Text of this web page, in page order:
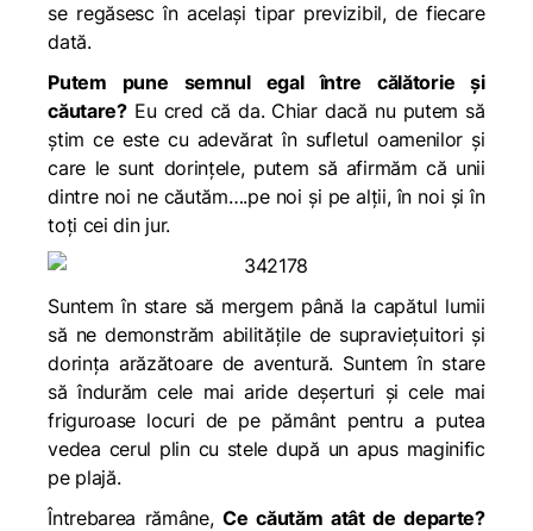
se regăsesc în același tipar previzibil, de fiecare
dată.
Putem pune semnul egal între călătorie și
căutare?Eu cred că da. Chiar dacă nu putem să
știm ce este cu adevărat în sufletul oamenilor și
care le sunt dorințele, putem să afirmăm că unii
dintre noi ne căutăm….pe noi și pe alții, în noi și în
toți cei din jur.
Suntem în stare să mergem până la capătul lumii
să ne demonstrăm abilitățile de supraviețuitori și
dorința arăzătoare de aventură. Suntem în stare
să îndurăm cele mai aride deșerturi și cele mai
friguroase locuri de pe pământ pentru a putea
vedea cerul plin cu stele după un apus maginific
pe plajă.
Întrebarea rămâne,Ce căutăm atât de departe?